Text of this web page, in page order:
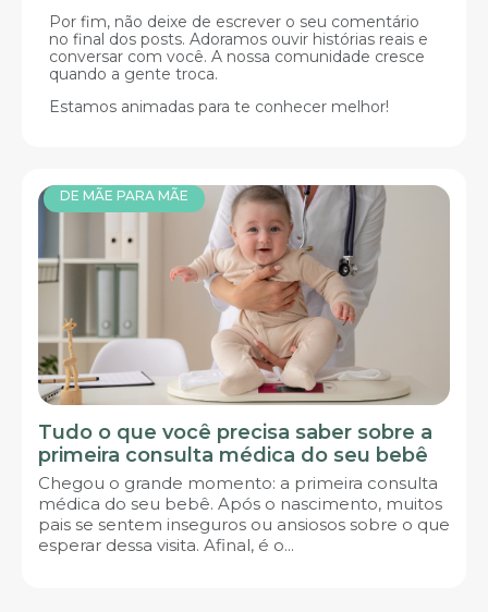
Por fim, não deixe de escrever o seu comentário
no final dos posts. Adoramos ouvir histórias reais e
conversar com você. A nossa comunidade cresce
quando a gente troca.
Estamos animadas para te conhecer melhor!
DE MÃE PARA MÃE
Tudo o que você precisa saber sobre a
primeira consulta médica do seu bebê
Chegou o grande momento: a primeira consulta
médica do seu bebê. Após o nascimento, muitos
pais se sentem inseguros ou ansiosos sobre o que
esperar dessa visita. Afinal, é o...